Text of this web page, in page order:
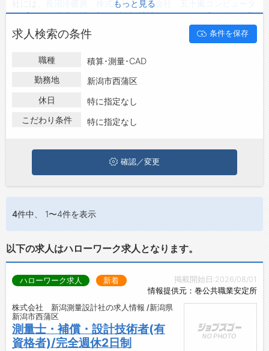
転職支援サービスについて
転職ノウハウ(応募書類の書き方・面接対策など)
転職・採用コラム
ジョブズゴーについて
お問い合わせ
長沼冷暖房 株式会社 ・ 株式会社 五十嵐コンピュータ
ープレス・株式会社 新潟測量設計社などがあり、未経験や短期
等ご希望の条件で絞り込みができます。
新潟県新潟市西蒲区の地域密着型の求人サイトであるジョブズゴ
ーでは新潟県新潟市西蒲区の求人情報を4件取り扱っており、そ
正社員の求人は4件、派遣社員の求人
ト・パートの求人
は0件です。
第二新卒から50代・60代以上の方の再就職も可能です。 新潟県
新潟市西蒲区で積算･測量･CADの求人・転職情報を探している方
は、ぜひ興味のある職種に応募してみてくださいね。
もっと見る
求人検索の条件 条件を保存
職種
積算･測量･CAD
勤務地
新潟市西蒲区
休日
特に指定なし
こだわり条件
特に指定なし
確認／変更
4件中、 1〜4件を表示
以下の求人はハローワーク求人となります。
掲載開始日:2026/08/01
情報提供元：巻公共職業安定所
ハローワーク求人 新着
株式会社 新潟測量設計社の求人情報 /新潟県
新潟市西蒲区
測量士・補償・設計技術者(有
資格者)/完全週休2日制